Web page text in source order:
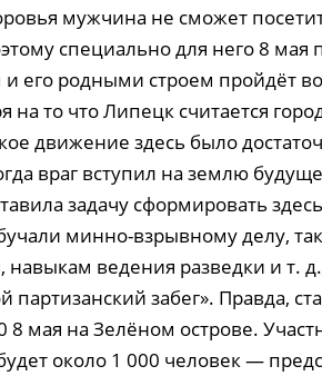
мужчина не сможет
специально для него 8 мая
его родными строем пройдёт
на то что Липецк считается
движение здесь было
враг вступил на землю
задачу сформировать
минно-взрывному делу,
навыкам ведения разведки и т.
партизанский забег». Правда,
мая на Зелёном острове.
около 1 000 человек —